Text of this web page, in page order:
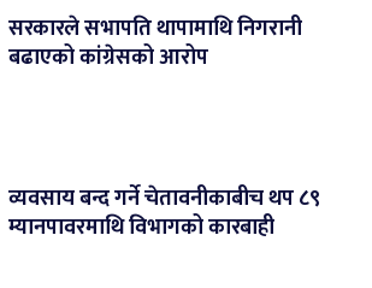
सरकारले सभापति थापामाथि निगरानी
बढाएको कांग्रेसको आरोप
व्यवसाय बन्द गर्ने चेतावनीकाबीच थप ८९
म्यानपावरमाथि विभागको कारबाही